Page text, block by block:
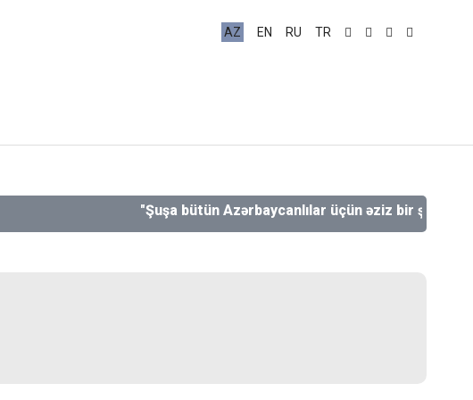
AZ EN RU TR
"Şuşa bütün Azərbaycanlılar üçün əziz bir şəhərdir,